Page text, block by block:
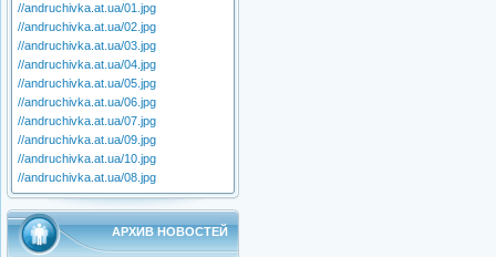
//andruchivka.at.ua/01.jpg
//andruchivka.at.ua/02.jpg
//andruchivka.at.ua/03.jpg
//andruchivka.at.ua/04.jpg
//andruchivka.at.ua/05.jpg
//andruchivka.at.ua/06.jpg
//andruchivka.at.ua/07.jpg
//andruchivka.at.ua/09.jpg
//andruchivka.at.ua/10.jpg
//andruchivka.at.ua/08.jpg
АРХИВ НОВОСТЕЙ